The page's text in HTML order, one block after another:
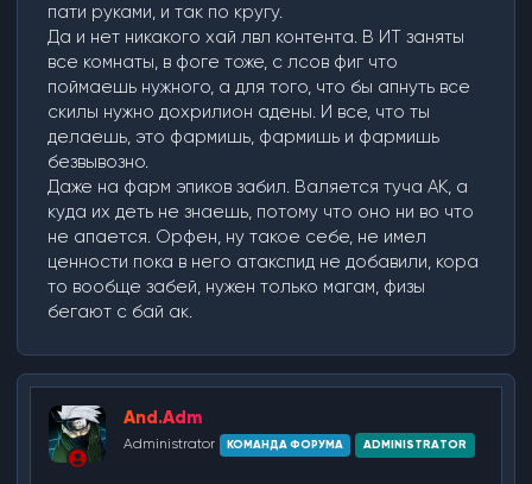
пати руками, и так по кругу.
Да и нет никакого хай лвл контента. В ИТ заняты
все комнаты, в фоге тоже, с лсов фиг что
поймаешь нужного, а для того, что бы апнуть все
скилы нужно дохрилион адены. И все, что ты
делаешь, это фармишь, фармишь и фармишь
безвывозно.
Даже на фарм эпиков забил. Валяется туча АК, а
куда их деть не знаешь, потому что оно ни во что
не апается. Орфен, ну такое себе, не имел
ценности пока в него атакспид не добавили, кора
то вообще забей, нужен только магам, физы
бегают с бай ак.
And.Adm
Administrator КОМАНДА ФОРУМА ADMINISTRATOR